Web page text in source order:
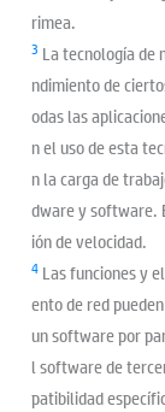
rimea.
3 La tecnología de
ndimiento de
odas las
n el uso de esta
n la carga de
dware y software.
ión de velocidad.
4 Las funciones y
ento de red
un software por
l software de
patibilidad